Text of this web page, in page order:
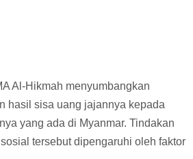
Al-Hikmah menyumbangkan
hasil sisa uang jajannya kepada
yang ada di Myanmar. Tindakan
tersebut dipengaruhi oleh faktor